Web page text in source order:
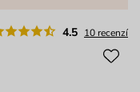
4.5 10 recenzí